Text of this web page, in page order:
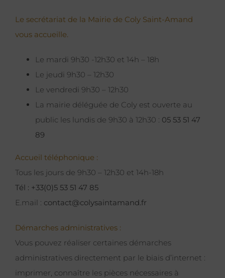
Le secrétariat de la Mairie de Coly Saint-Amand
vous accueille.
Le mardi 9h30 -12h30 et 14h – 18h
Le jeudi 9h30 – 12h30
Le vendredi 9h30 – 12h30
La mairie déléguée de Coly est ouverte au
public les lundis de 9h30 à 12h30 : 05 53 51 47
89
Accueil téléphonique :
Tous les jours de 9h30 – 12h30 et 14h-18h
Tél : +33(0)5 53 51 47 85
E.mail : contact@colysaintamand.fr
Démarches administratives :
Vous pouvez réaliser certaines démarches
administratives directement par le biais d’internet :
imprimer, connaître les pièces nécessaires à